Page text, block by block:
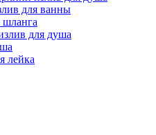
для ванны
для душа
лейка